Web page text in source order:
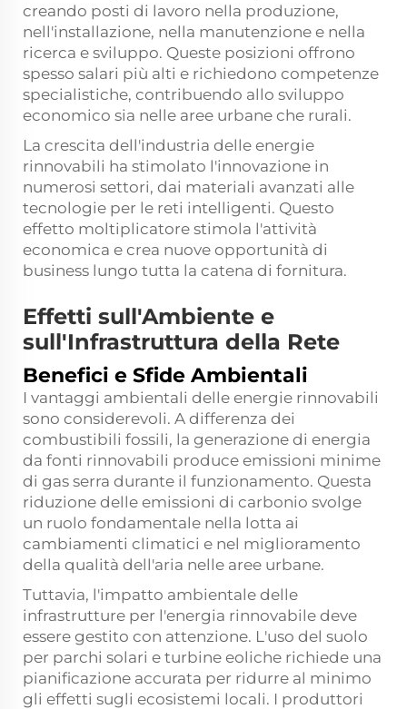
creando posti di lavoro nella produzione,
nell'installazione, nella manutenzione e nella
ricerca e sviluppo. Queste posizioni offrono
spesso salari più alti e richiedono competenze
specialistiche, contribuendo allo sviluppo
economico sia nelle aree urbane che rurali.
La crescita dell'industria delle energie
rinnovabili ha stimolato l'innovazione in
numerosi settori, dai materiali avanzati alle
tecnologie per le reti intelligenti. Questo
effetto moltiplicatore stimola l'attività
economica e crea nuove opportunità di
business lungo tutta la catena di fornitura.
Effetti sull'Ambiente e
sull'Infrastruttura della Rete
Benefici e Sfide Ambientali
I vantaggi ambientali delle energie rinnovabili
sono considerevoli. A differenza dei
combustibili fossili, la generazione di energia
da fonti rinnovabili produce emissioni minime
di gas serra durante il funzionamento. Questa
riduzione delle emissioni di carbonio svolge
un ruolo fondamentale nella lotta ai
cambiamenti climatici e nel miglioramento
della qualità dell'aria nelle aree urbane.
Tuttavia, l'impatto ambientale delle
infrastrutture per l'energia rinnovabile deve
essere gestito con attenzione. L'uso del suolo
per parchi solari e turbine eoliche richiede una
pianificazione accurata per ridurre al minimo
gli effetti sugli ecosistemi locali. I produttori